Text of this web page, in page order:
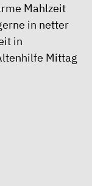
Mahlzeit
in netter
in
Mittag